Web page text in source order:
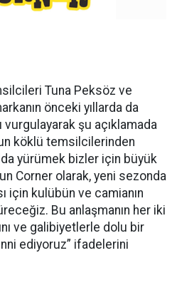
Tuna Peksöz ve
önceki yıllarda da
vurgulayarak şu açıklamada
köklü temsilcilerinden
yürümek bizler için büyük
Corner olarak, yeni sezonda
için kulübün ve camianın
Bu anlaşmanın her iki
ve galibiyetlerle dolu bir
ediyoruz” ifadelerini